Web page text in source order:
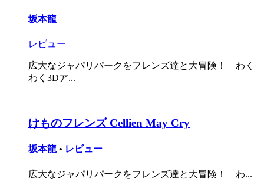
坂本龍
レビュー
広大なジャパリパークをフレンズ達と大冒険！ わく
わく3Dア...
けものフレンズ Cellien May Cry
坂本龍 • レビュー
広大なジャパリパークをフレンズ達と大冒険！ わ...